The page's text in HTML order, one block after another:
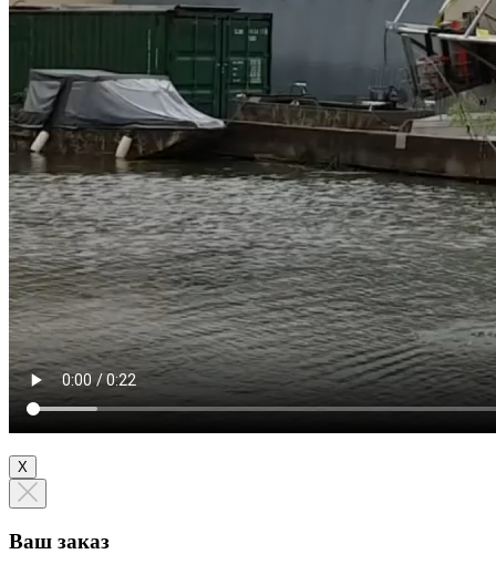
Х
Ваш заказ